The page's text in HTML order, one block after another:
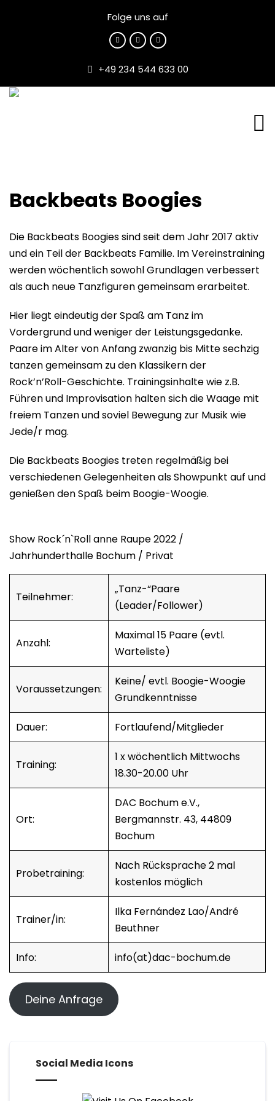
Folge uns auf
+49 234 544 633 00
Backbeats Boogies
Die Backbeats Boogies sind seit dem Jahr 2017 aktiv
und ein Teil der Backbeats Familie. Im Vereinstraining
werden wöchentlich sowohl Grundlagen verbessert
als auch neue Tanzfiguren gemeinsam erarbeitet.
Hier liegt eindeutig der Spaß am Tanz im
Vordergrund und weniger der Leistungsgedanke.
Paare im Alter von Anfang zwanzig bis Mitte sechzig
tanzen gemeinsam zu den Klassikern der
Rock’n’Roll-Geschichte. Trainingsinhalte wie z.B.
Führen und Improvisation halten sich die Waage mit
freiem Tanzen und soviel Bewegung zur Musik wie
Jede/r mag.
Die Backbeats Boogies treten regelmäßig bei
verschiedenen Gelegenheiten als Showpunkt auf und
genießen den Spaß beim Boogie-Woogie.
Show Rock´n`Roll anne Raupe 2022 /
Jahrhunderthalle Bochum / Privat
Teilnehmer:
„Tanz-“Paare
(Leader/Follower)
Anzahl:
Maximal 15 Paare (evtl.
Warteliste)
Voraussetzungen:
Keine/ evtl. Boogie-Woogie
Grundkenntnisse
Dauer: Fortlaufend/Mitglieder
Training:
1 x wöchentlich Mittwochs
18.30-20.00 Uhr
Ort:
DAC Bochum e.V.,
Bergmannstr. 43, 44809
Bochum
Probetraining:
Nach Rücksprache 2 mal
kostenlos möglich
Trainer/in:
Ilka Fernández Lao/André
Beuthner
Info: info(at)dac-bochum.de
Deine Anfrage
Social Media Icons